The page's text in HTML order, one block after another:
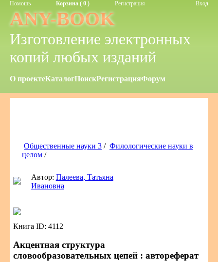
Помощь Корзина ( 0 ) Регистрация Вход
ANY-BOOK
Изготовление электронных
копий любых изданий
О проектеКаталогПоискРегистрацияФорум
Общественные науки 3 / Филологические науки в
целом /
Автор: Палеева, Татьяна
Ивановна
Книга ID: 4112
Акцентная структура
словообразовательных цепей : автореферат